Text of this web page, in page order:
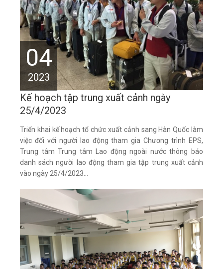
04
2023
Kế hoạch tập trung xuất cảnh ngày
25/4/2023
​Triển khai kế hoạch tổ chức xuất cảnh sang Hàn Quốc làm
việc đối với người lao động tham gia Chương trình EPS,
Trung tâm Trung tâm Lao động ngoài nước thông báo
danh sách người lao động tham gia tập trung xuất cảnh
vào ngày 25/4/2023...